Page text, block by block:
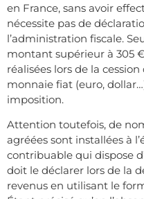
en France, sans avoir
nécessite pas de
l’administration fiscale.
montant supérieur à 305
réalisées lors de la
monnaie fiat (euro,
imposition.
Attention toutefois, de
agréées sont installées à
contribuable qui dispose
doit le déclarer lors de la
revenus en utilisant le